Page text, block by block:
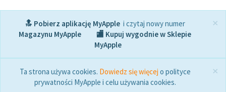
×
🔝 Pobierz aplikację MyApple i czytaj nowy numer
Magazynu MyApple
🏬 Kupuj wygodnie w Sklepie
MyApple
×
Ta strona używa cookies. Dowiedz się więcej o polityce
prywatności MyApple i celu używania cookies.